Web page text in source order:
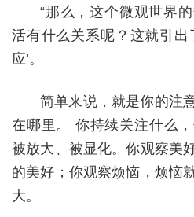
“那么，这个微观世界
活有什么关系呢？这就引出
应’。
简单来说，就是你的注
在哪里。 你持续关注什么
被放大、被显化。你观察美
的美好；你观察烦恼，烦恼
大。